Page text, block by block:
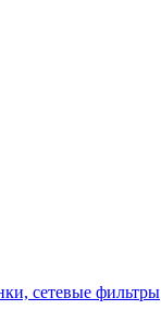
сетевые фильтры